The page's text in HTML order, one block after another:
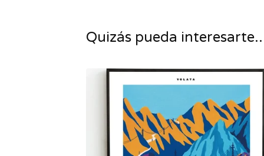
Quizás pueda